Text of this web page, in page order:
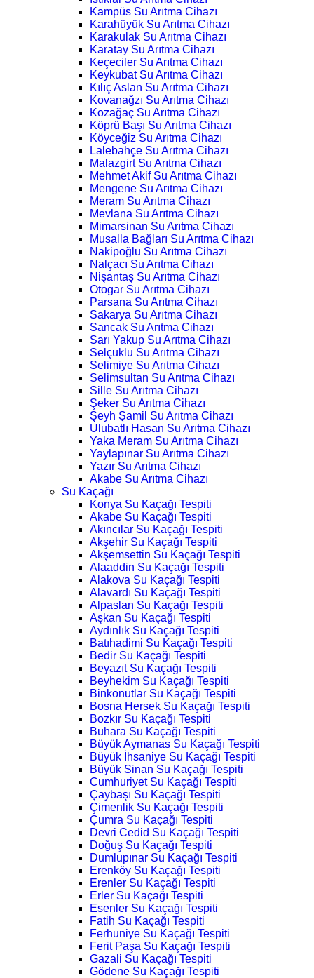
Kampüs Su Arıtma Cihazı
Karahüyük Su Arıtma Cihazı
Karakulak Su Arıtma Cihazı
Karatay Su Arıtma Cihazı
Keçeciler Su Arıtma Cihazı
Keykubat Su Arıtma Cihazı
Kılıç Aslan Su Arıtma Cihazı
Kovanağzı Su Arıtma Cihazı
Kozağaç Su Arıtma Cihazı
Köprü Başı Su Arıtma Cihazı
Köyceğiz Su Arıtma Cihazı
Lalebahçe Su Arıtma Cihazı
Malazgirt Su Arıtma Cihazı
Mehmet Akif Su Arıtma Cihazı
Mengene Su Arıtma Cihazı
Meram Su Arıtma Cihazı
Mevlana Su Arıtma Cihazı
Mimarsinan Su Arıtma Cihazı
Musalla Bağları Su Arıtma Cihazı
Nakipoğlu Su Arıtma Cihazı
Nalçacı Su Arıtma Cihazı
Nişantaş Su Arıtma Cihazı
Otogar Su Arıtma Cihazı
Parsana Su Arıtma Cihazı
Sakarya Su Arıtma Cihazı
Sancak Su Arıtma Cihazı
Sarı Yakup Su Arıtma Cihazı
Selçuklu Su Arıtma Cihazı
Selimiye Su Arıtma Cihazı
Selimsultan Su Arıtma Cihazı
Sille Su Arıtma Cihazı
Şeker Su Arıtma Cihazı
Şeyh Şamil Su Arıtma Cihazı
Ulubatlı Hasan Su Arıtma Cihazı
Yaka Meram Su Arıtma Cihazı
Yaylapınar Su Arıtma Cihazı
Yazır Su Arıtma Cihazı
Akabe Su Arıtma Cihazı
Su Kaçağı
Konya Su Kaçağı Tespiti
Akabe Su Kaçağı Tespiti
Akıncılar Su Kaçağı Tespiti
Akşehir Su Kaçağı Tespiti
Akşemsettin Su Kaçağı Tespiti
Alaaddin Su Kaçağı Tespiti
Alakova Su Kaçağı Tespiti
Alavardı Su Kaçağı Tespiti
Alpaslan Su Kaçağı Tespiti
Aşkan Su Kaçağı Tespiti
Aydınlık Su Kaçağı Tespiti
Batıhadimi Su Kaçağı Tespiti
Bedir Su Kaçağı Tespiti
Beyazıt Su Kaçağı Tespiti
Beyhekim Su Kaçağı Tespiti
Binkonutlar Su Kaçağı Tespiti
Bosna Hersek Su Kaçağı Tespiti
Bozkır Su Kaçağı Tespiti
Buhara Su Kaçağı Tespiti
Büyük Aymanas Su Kaçağı Tespiti
Büyük İhsaniye Su Kaçağı Tespiti
Büyük Sinan Su Kaçağı Tespiti
Cumhuriyet Su Kaçağı Tespiti
Çaybaşı Su Kaçağı Tespiti
Çimenlik Su Kaçağı Tespiti
Çumra Su Kaçağı Tespiti
Devri Cedid Su Kaçağı Tespiti
Doğuş Su Kaçağı Tespiti
Dumlupınar Su Kaçağı Tespiti
Erenköy Su Kaçağı Tespiti
Erenler Su Kaçağı Tespiti
Erler Su Kaçağı Tespiti
Esenler Su Kaçağı Tespiti
Fatih Su Kaçağı Tespiti
Ferhuniye Su Kaçağı Tespiti
Ferit Paşa Su Kaçağı Tespiti
Gazali Su Kaçağı Tespiti
Gödene Su Kaçağı Tespiti